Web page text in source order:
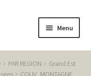
Menu
PAR REGION
Grand Est
COUV_MONTAGNE